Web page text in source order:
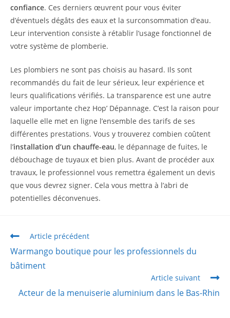
confiance. Ces derniers œuvrent pour vous éviter
d’éventuels dégâts des eaux et la surconsommation d’eau.
Leur intervention consiste à rétablir l’usage fonctionnel de
votre système de plomberie.
Les plombiers ne sont pas choisis au hasard. Ils sont
recommandés du fait de leur sérieux, leur expérience et
leurs qualifications vérifiés. La transparence est une autre
valeur importante chez Hop’ Dépannage. C’est la raison pour
laquelle elle met en ligne l’ensemble des tarifs de ses
différentes prestations. Vous y trouverez combien coûtent
l’installation d’un chauffe-eau, le dépannage de fuites, le
débouchage de tuyaux et bien plus. Avant de procéder aux
travaux, le professionnel vous remettra également un devis
que vous devrez signer. Cela vous mettra à l’abri de
potentielles déconvenues.
Article précédent
Warmango boutique pour les professionnels du
bâtiment
Article suivant
Acteur de la menuiserie aluminium dans le Bas-Rhin